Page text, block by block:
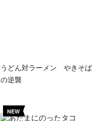
うどん対ラーメン やきそば
の逆襲
NEW